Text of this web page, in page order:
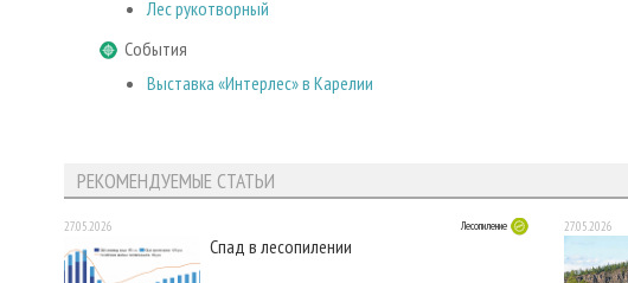
Лес рукотворный
События
Выставка «Интерлес» в Карелии
РЕКОМЕНДУЕМЫЕ СТАТЬИ
27.05.2026 Лесопиление
Спад в лесопилении
27.05.2026